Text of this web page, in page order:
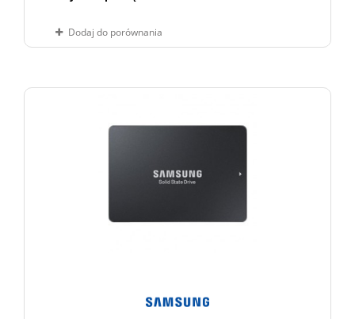
6900/2800 MB/s(1)
7200/6200 MB/s(1)
Dodaj do porównania